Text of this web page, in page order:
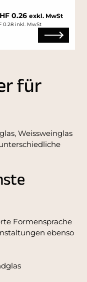
0.26 exkl. MwSt
0.28 inkl. MwSt
für
Weissweinglas
Formensprache
ebenso